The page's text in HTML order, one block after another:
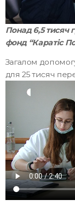
Понад 6,5 тисяч
фонд “Каратіс
Загалом
для 25 тисяч